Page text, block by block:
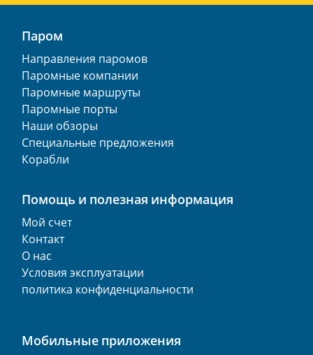
Паром
Направления паромов
Паромные компании
Паромные маршруты
Паромные порты
Наши обзоры
Специальные предложения
Корабли
Помощь и полезная информация
Мой счет
Контакт
О нас
Условия эксплуатации
политика конфиденциальности
Мобильные приложения